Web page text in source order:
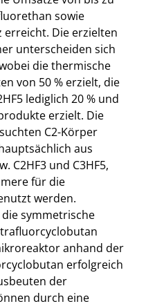
sowie
Die erzielten
unterscheiden sich
die thermische
von 50 % erzielt, die
lediglich 20 % und
erzielt. Die
C2-Körper
aus
C2HF3 und C3HF5,
für die
werden.
die symmetrische
anhand der
erfolgreich
der
durch eine